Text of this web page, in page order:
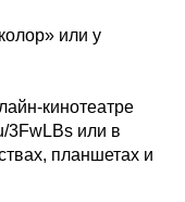
или у
кинотеатре
3FwLBs или в
планшетах и